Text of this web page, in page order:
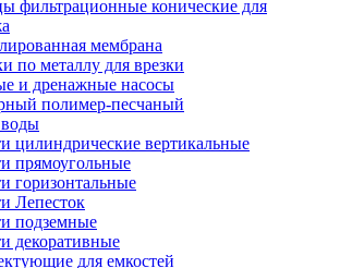
фильтрационные конические для
мембрана
по металлу для врезки
и дренажные насосы
полимер-песчаный
цилиндрические вертикальные
прямоугольные
горизонтальные
Лепесток
подземные
декоративные
для емкостей